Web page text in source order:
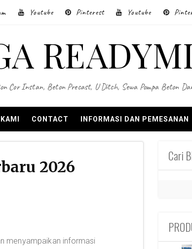
Youtube Pinterest Youtube
Cor Instan, Beton Precast, U Ditch, Sewa Pompa Beton
CONTACT INFORMASI DAN PEMESANAN
2026
menyampaikan informasi
Cari